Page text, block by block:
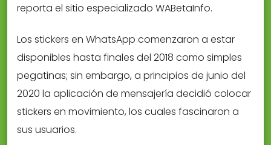
reporta el sitio especializado WABetaInfo.
Los stickers en WhatsApp comenzaron a estar
disponibles hasta finales del 2018 como simples
pegatinas; sin embargo, a principios de junio del
2020 la aplicación de mensajería decidió colocar
stickers en movimiento, los cuales fascinaron a
sus usuarios.